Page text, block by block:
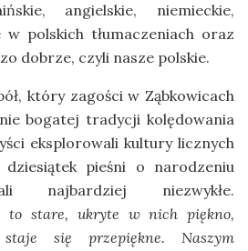
angielskie, niemieckie,
w polskich tłumaczeniach oraz
dobrze, czyli nasze polskie.
który zagości w Ząbkowicach
bogatej tradycji kolędowania
eksplorowali kultury licznych
pieśni o narodzeniu
najbardziej niezwykłe.
to stare, ukryte w nich piękno,
się przepiękne. Naszym